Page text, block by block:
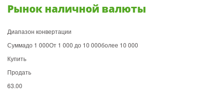
Рынок наличной валюты
Диапазон конвертации
Суммадо 1 000От 1 000 до 10 000более 10 000
Купить
Продать
63.00